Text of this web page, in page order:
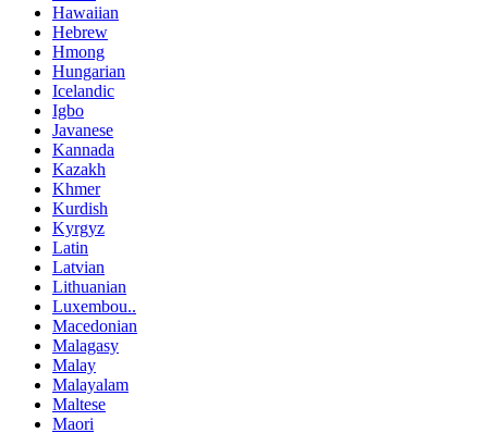
Hawaiian
Hebrew
Hmong
Hungarian
Icelandic
Igbo
Javanese
Kannada
Kazakh
Khmer
Kurdish
Kyrgyz
Latin
Latvian
Lithuanian
Luxembou..
Macedonian
Malagasy
Malay
Malayalam
Maltese
Maori